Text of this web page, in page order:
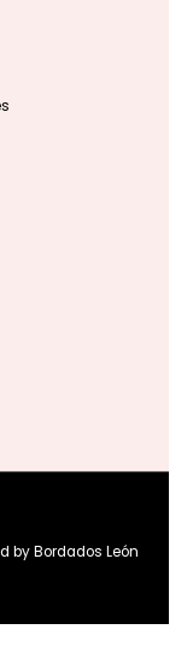
by Bordados León